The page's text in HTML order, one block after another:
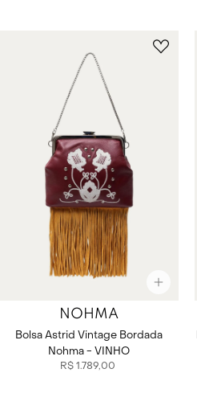
NOHMA
Bolsa Astrid Vintage Bordada
Nohma - VINHO
R$ 1.789,00